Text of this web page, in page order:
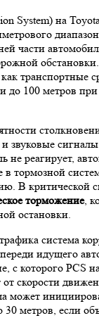
System) на
части
транспортные
до 100 метров
звуковые
не реагирует,
в тормозной
В критической
торможение,
остановки.
система
идущего
с которого PCS
от скорости
может
метров, если